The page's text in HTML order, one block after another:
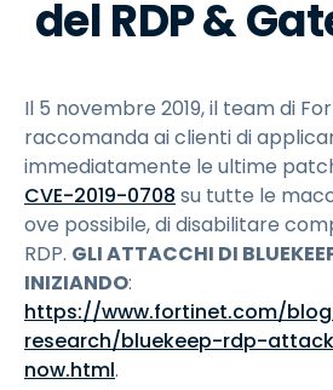
del RDP &
Il 5 novembre 2019, il team di
raccomanda ai clienti di
immediatamente le ultime
CVE-2019-0708 su tutte le
ove possibile, di disabilitare
RDP. GLI ATTACCHI DI
INIZIANDO:
https://www.fortinet.com/
research/bluekeep-rdp-
now.html.